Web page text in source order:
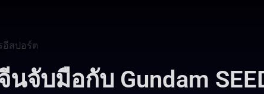
อีสปอร์ต
นจับมือกับ Gundam